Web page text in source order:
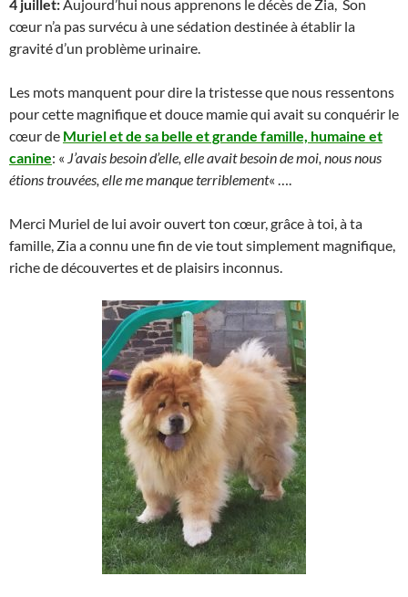
4 juillet:Aujourd’hui nous apprenons le décès de Zia, Son
cœur n’a pas survécu à une sédation destinée à établir la
gravité d’un problème urinaire.
Les mots manquent pour dire la tristesse que nous ressentons
pour cette magnifique et douce mamie qui avait su conquérir le
cœur de Muriel et de sa belle et grande famille, humaine et
canine: « J’avais besoin d’elle, elle avait besoin de moi, nous nous
étions trouvées, elle me manque terriblement« ….
Merci Muriel de lui avoir ouvert ton cœur, grâce à toi, à ta
famille, Zia a connu une fin de vie tout simplement magnifique,
riche de découvertes et de plaisirs inconnus.